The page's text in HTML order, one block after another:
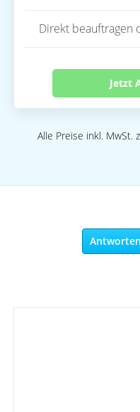
Direkt beauftragen
Jetzt
Alle Preise inkl. MwSt.
Antworten